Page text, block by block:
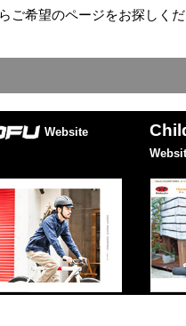
希望のページをお探しくだ
Website